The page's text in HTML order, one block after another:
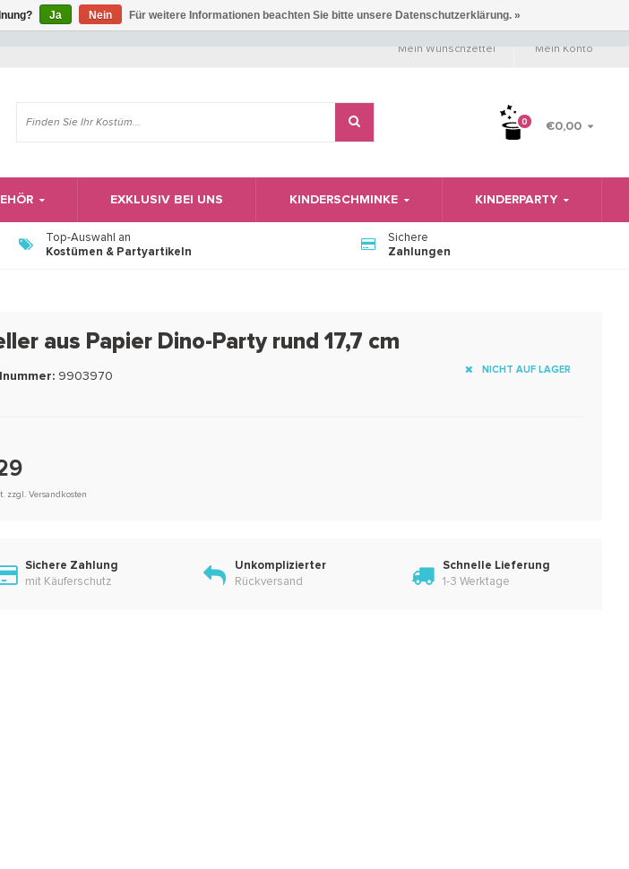
können Sie derzeit nicht bestellen.
Mein Wunschzettel Mein Konto
0 €0,00
EXKLUSIV BEI UNS KINDERSCHMINKE KINDERPARTY
Top-Auswahl an
Kostümen & Partyartikeln
Sichere
Zahlungen
aus Papier Dino-Party rund 17,7 cm
9903970
NICHT AUF LAGER
zzgl. Versandkosten
Sichere Zahlung
mit Käuferschutz
Unkomplizierter
Rückversand
Schnelle Lieferung
1-3 Werktage
Ja Nein Für weitere Informationen beachten Sie bitte unsere Datenschutzerklärung. »